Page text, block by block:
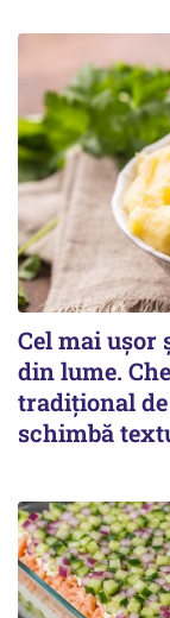
Cel mai ușor
din lume.
tradițional
schimbă